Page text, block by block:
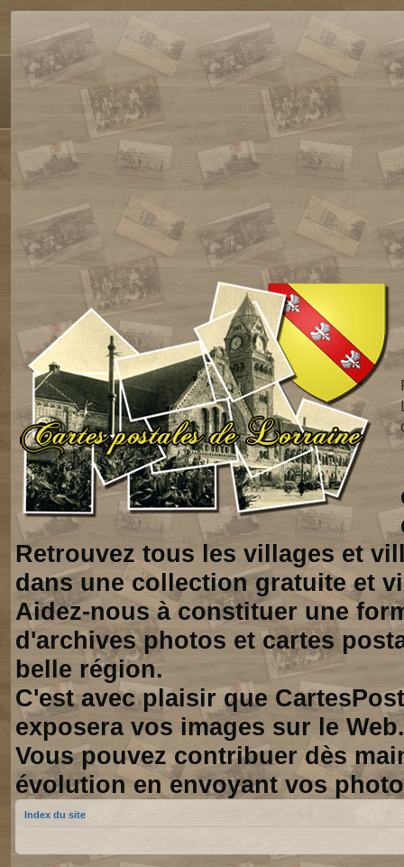
Retrouvez tous les villages et
dans une collection gratuite et
Aidez-nous à constituer une
d'archives photos et cartes
belle région.
C'est avec plaisir que
exposera vos images sur le Web.
Vous pouvez contribuer dès
évolution en envoyant vos
Index du site